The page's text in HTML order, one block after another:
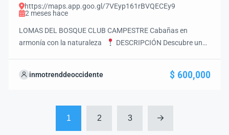
https://maps.app.goo.gl/7VEyp161rBVQECEy9
2 meses hace
LOMAS DEL BOSQUE CLUB CAMPESTRE Cabañas en
armonía con la naturaleza
DESCRIPCIÓN Descubre un
de la rutina y disfrutar de la tranquilidad de la naturaleza sin
inmotrenddeoccidente $ 600,000
1 2 3